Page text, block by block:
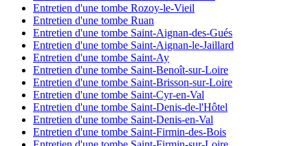
Entretien d'une tombe Rozoy-le-Vieil
Entretien d'une tombe Ruan
Entretien d'une tombe Saint-Aignan-des-Gués
Entretien d'une tombe Saint-Aignan-le-Jaillard
Entretien d'une tombe Saint-Ay
Entretien d'une tombe Saint-Benoît-sur-Loire
Entretien d'une tombe Saint-Brisson-sur-Loire
Entretien d'une tombe Saint-Cyr-en-Val
Entretien d'une tombe Saint-Denis-de-l'Hôtel
Entretien d'une tombe Saint-Denis-en-Val
Entretien d'une tombe Saint-Firmin-des-Bois